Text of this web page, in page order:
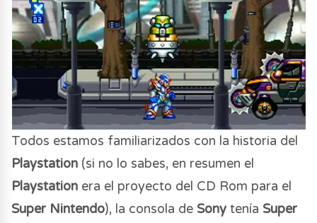
Todos estamos familiarizados con la historia del
Playstation (si no lo sabes, en resumen el
Playstation era el proyecto del CD Rom para el
Super Nintendo), la consola de Sonytenía Super